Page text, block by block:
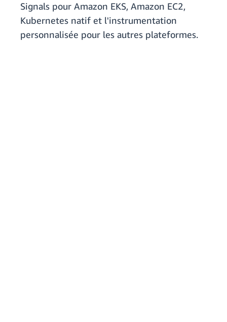
Signals pour Amazon EKS, Amazon EC2,
Kubernetes natif et l'instrumentation
personnalisée pour les autres plateformes.